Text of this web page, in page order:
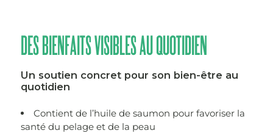
DES BIENFAITS VISIBLES AU QUOTIDIEN
Un soutien concret pour son bien-être au
quotidien
Contient de l’huile de saumon pour favoriser la
santé du pelage et de la peau